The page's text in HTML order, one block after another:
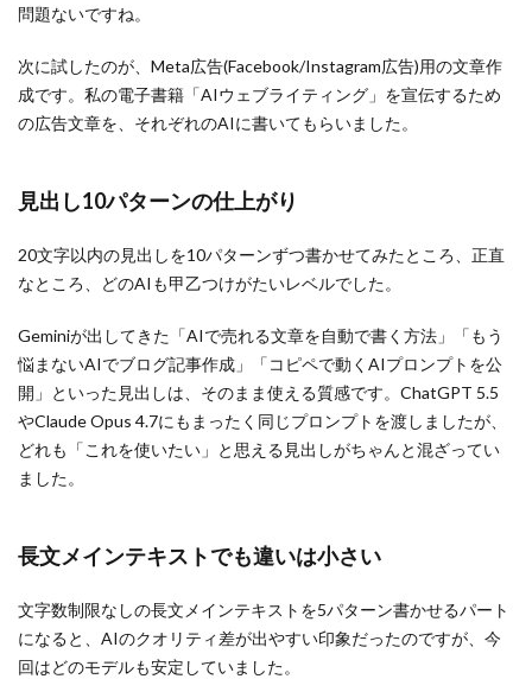
問題ないですね。
次に試したのが、Meta広告(Facebook/Instagram広告)用の文章作
成です。私の電子書籍「AIウェブライティング」を宣伝するため
の広告文章を、それぞれのAIに書いてもらいました。
見出し10パターンの仕上がり
20文字以内の見出しを10パターンずつ書かせてみたところ、正直
なところ、どのAIも甲乙つけがたいレベルでした。
Geminiが出してきた「AIで売れる文章を自動で書く方法」「もう
悩まないAIでブログ記事作成」「コピペで動くAIプロンプトを公
開」といった見出しは、そのまま使える質感です。ChatGPT 5.5
やClaude Opus 4.7にもまったく同じプロンプトを渡しましたが、
どれも「これを使いたい」と思える見出しがちゃんと混ざってい
ました。
長文メインテキストでも違いは小さい
文字数制限なしの長文メインテキストを5パターン書かせるパート
になると、AIのクオリティ差が出やすい印象だったのですが、今
回はどのモデルも安定していました。